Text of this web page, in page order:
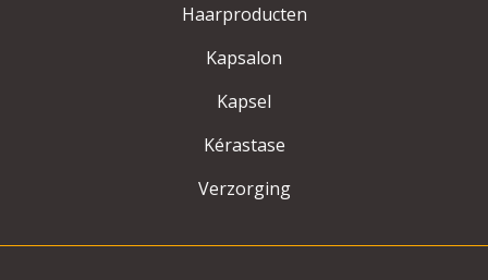
Haarproducten
Kapsalon
Kapsel
Kérastase
Verzorging